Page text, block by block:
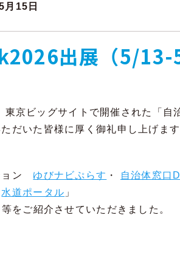
月15日
出展（5/13-
京ビッグサイトで開催された「
だいた皆様に厚く御礼申し上げます
ョン ゆびナビぷらす ・ 自治体窓口
水道ポータル 」
をご紹介させていただきました。